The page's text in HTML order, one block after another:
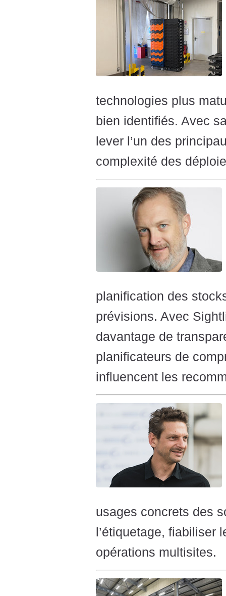
technologies plus
bien identifiés. Avec
lever l’un des
complexité des
planification des
prévisions. Avec
davantage de
planificateurs de
influencent les
usages concrets des
l’étiquetage, fiabiliser
opérations multisites.